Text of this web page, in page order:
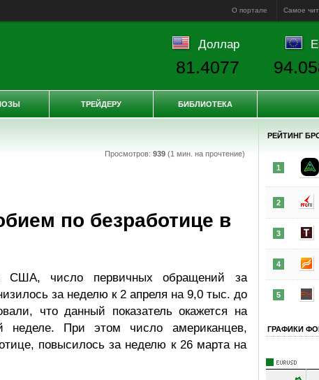
О портале Самое
Просмотров: 939(1 мин. на прочтение)
по безработице в
США, число первичных обращений за
за неделю к 2 апреля на 9,0 тыс. до
что данный показатель окажется на
неделе. При этом число американцев,
повысилось за неделю к 26 марта на
РЕЙТИНГ
1
2
3
4
5
ГРАФИКИ
Доллар
81.4077
ТРЕЙДЕРУ БИБЛИОТЕКА